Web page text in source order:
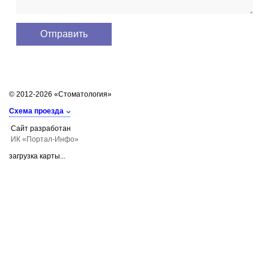
© 2012-2026 «Стоматология»
Схема проезда
Сайт разработан
ИК «Портал-Инфо»
загрузка карты...